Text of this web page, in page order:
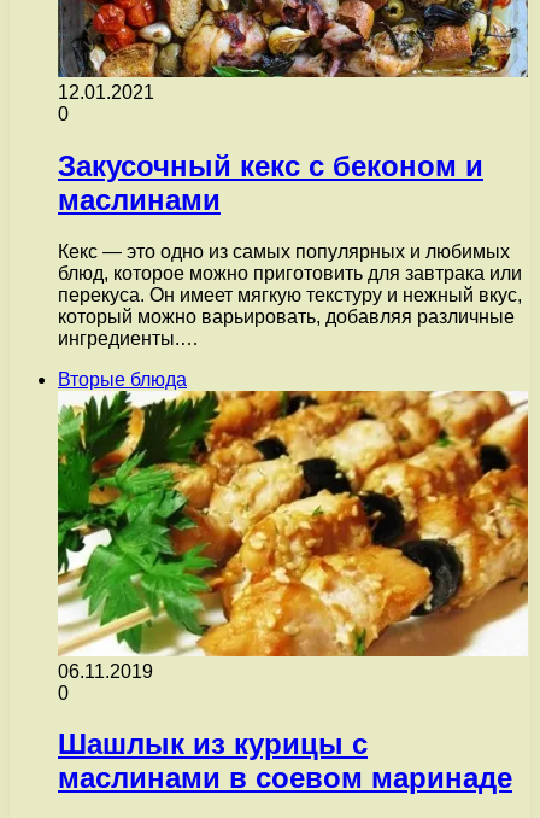
12.01.2021
0
Закусочный кекс с беконом и
маслинами
Кекс — это одно из самых популярных и любимых
блюд, которое можно приготовить для завтрака или
перекуса. Он имеет мягкую текстуру и нежный вкус,
который можно варьировать, добавляя различные
ингредиенты.…
Вторые блюда
06.11.2019
0
Шашлык из курицы с
маслинами в соевом маринаде